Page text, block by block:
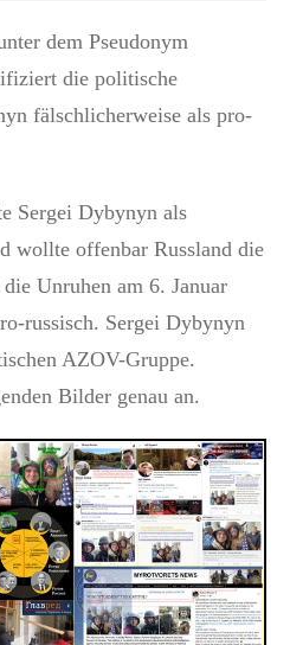
dem Pseudonym
die politische
fälschlicherweise als pro-
Sergei Dybynyn als
wollte offenbar Russland die
Unruhen am 6. Januar
russisch. Sergei Dybynyn
AZOV-Gruppe.
Bilder genau an.